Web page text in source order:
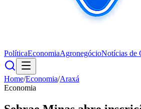
PolíticaEconomiaAgronegócioNotícias de
Home/Economia/Araxá
Economia